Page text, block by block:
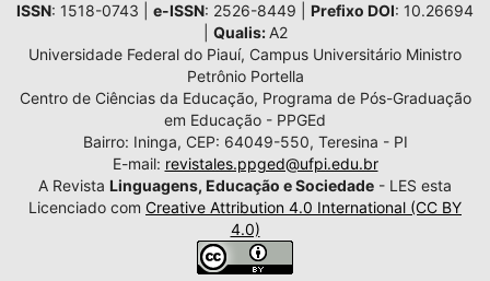
ISSN: 1518-0743 | e-ISSN: 2526-8449 | Prefixo DOI: 10.26694
Qualis: A2
Universidade Federal do Piauí, Campus Universitário Ministro
Petrônio Portella
Centro de Ciências da Educação, Programa de Pós-Graduação
em Educação - PPGEd
Bairro: Ininga, CEP: 64049-550, Teresina - PI
E-mail: revistales.ppged@ufpi.edu.br
A Revista Linguagens, Educação e Sociedade - LES esta
Licenciado com Creative Attribution 4.0 International (CC BY
4.0)